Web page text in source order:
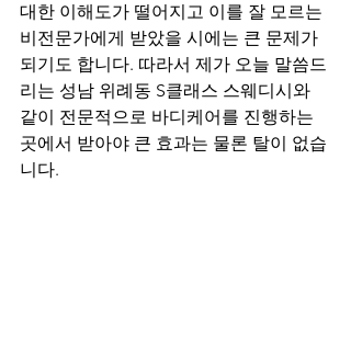
대한 이해도가 떨어지고 이를 잘 모르는
비전문가에게 받았을 시에는 큰 문제가
되기도 합니다. 따라서 제가 오늘 말씀드
리는 성남 위례동 S클래스 스웨디시와
같이 전문적으로 바디케어를 진행하는
곳에서 받아야 큰 효과는 물론 탈이 없습
니다.